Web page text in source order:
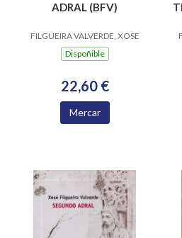
ADRAL (BFV)
FILGUEIRA VALVERDE, XOSE
Dispoñible
22,60 €
Mercar